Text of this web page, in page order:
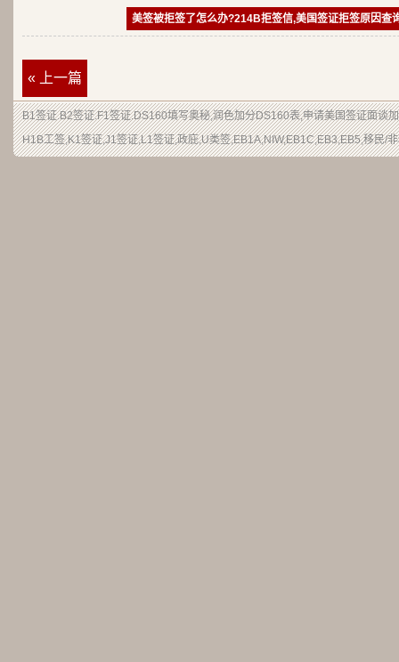
美签被拒签了怎么办?214B拒签信,美国签证拒签原因查
« 上一篇
B1签证.B2签证.F1签证.DS160填写奥秘,润色加分DS160表,申请美国签证面谈
H1B工签,K1签证,J1签证,L1签证,政庇,U类签,EB1A,NIW,EB1C,EB3,EB5,移民/